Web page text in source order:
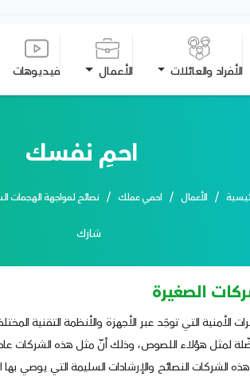
الأفراد والعائلات الأعمال فيديوهات
احمِ نفسك
الأعمال احمي عملك نصائح لمواجهة الهجمات
شارك
الصغيرة
التي توجَد عبر الأجهزة والأنظمة التقنية
هؤلاء اللصوص، وذلك أنّ مثل هذه الشركات عادة
النصائح والإرشادات السليمة التي يوصي بها